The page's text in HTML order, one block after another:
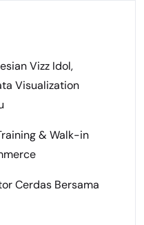
Vizz Idol,
Visualization
& Walk-in
Cerdas Bersama